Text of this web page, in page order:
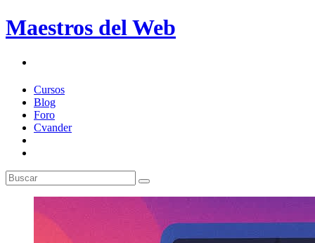
Maestros del Web
Cursos
Blog
Foro
Cvander